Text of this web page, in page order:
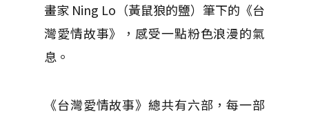
畫家 Ning Lo（黃鼠狼的鹽）筆下的《台
灣愛情故事》，感受一點粉色浪漫的氣
息。
《台灣愛情故事》總共有六部，每一部